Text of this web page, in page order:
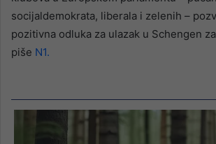
socijaldemokrata, liberala i zelenih –
pozitivna odluka za ulazak u Schengen
piše N1.